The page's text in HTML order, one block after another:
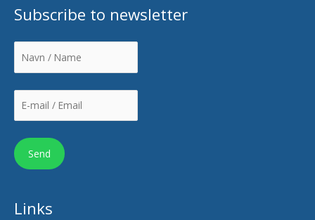
Subscribe to newsletter
Links